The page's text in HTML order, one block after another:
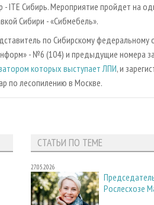
- ITE Сибирь. Мероприятие пройдет на
Сибири - «Сибмебель».
по Сибирскому федеральному
- №6 (104) и предыдущие номера
которых выступает ЛПИ, и
по лесопилению в Москве.
СТАТЬИ ПО ТЕМЕ
27.05.2026
Рослесхозе